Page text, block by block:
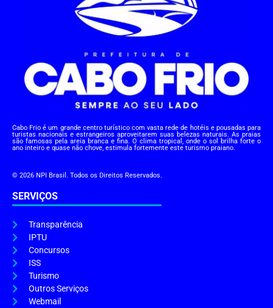
Cabo Frio é um grande centro turístico com vasta rede de hotéis e pousadas para
turistas nacionais e estrangeiros aproveitarem suas belezas naturais. As praias
são famosas pela areia branca e fina. O clima tropical, onde o sol brilha forte o
ano inteiro e quase não chove, estimula fortemente este turismo praiano.
© 2026 NPI Brasil. Todos os Direitos Reservados.
SERVIÇOS
Transparência
IPTU
Concursos
ISS
Turismo
Outros Serviços
Webmail